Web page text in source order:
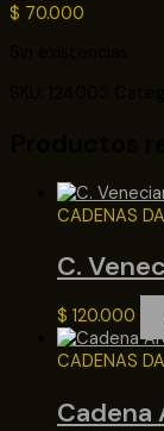
$ 70.000
CADENAS
C.
$ 120.000
CADENAS
Cadena